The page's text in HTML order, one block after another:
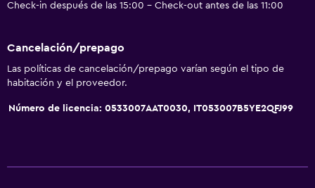
Almohada hipoalergénica
Inodoro con barras de apoyo
Áreas designadas para fumadores
Check-in después de las 15:00 - Check-out antes de las 11:00
Cancelación/prepago
Las políticas de cancelación/prepago varían según el tipo de
habitación y el proveedor.
Número de licencia: 0533007AAT0030, IT053007B5YE2QFJ99